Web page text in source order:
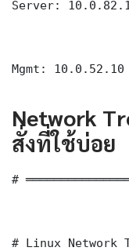
Server:
Mgmt:
Network
สั่งที่ใช้บ่อย
#
# Linux Network